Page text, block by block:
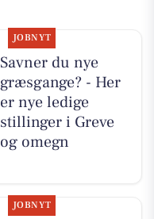
JOBNYT
Savner du nye
græsgange? - Her
er nye ledige
stillinger i Greve
og omegn
JOBNYT